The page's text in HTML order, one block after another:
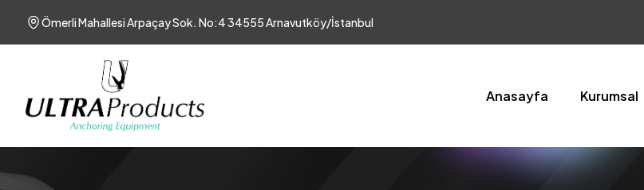
Ömerli Mahallesi Arpaçay Sok. No:4 34555 Arnavutköy/İstanbul
Anasayfa Kurumsal